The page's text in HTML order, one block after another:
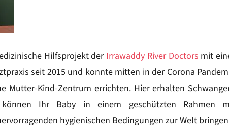
Hilfsprojekt der Irrawaddy River Doctors mit
seit 2015 und konnte mitten in der Corona
Mutter-Kind-Zentrum errichten. Hier erhalten
können Ihr Baby in einem geschützten Rahmen
hygienischen Bedingungen zur Welt